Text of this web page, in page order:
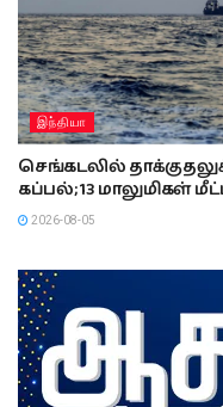
இந்தியா
செங்கடலில்
கப்பல்; 13 மாலுமிகள்
2026-08-05